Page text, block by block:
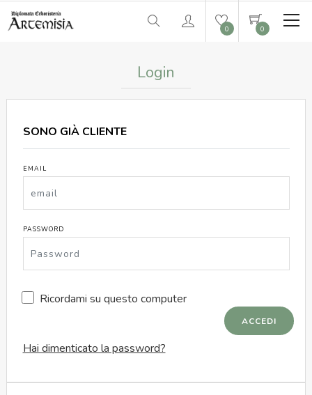
0 0
Login
SONO GIÀ CLIENTE
EMAIL
PASSWORD
Ricordami su questo computer
ACCEDI
Hai dimenticato la password?